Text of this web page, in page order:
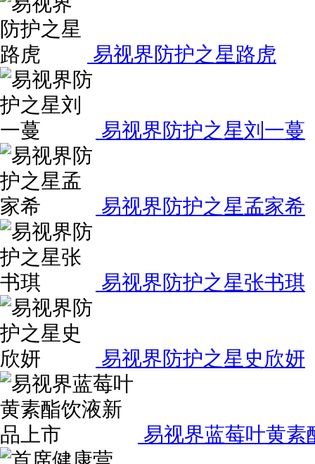
易视界防护之星路虎
易视界防护之星刘一蔓
易视界防护之星孟家希
易视界防护之星张书琪
易视界防护之星史欣妍
易视界蓝莓叶黄素